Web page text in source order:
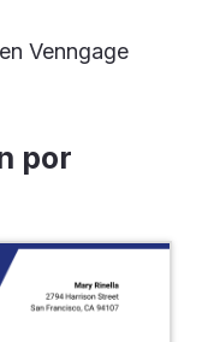
en Venngage
por